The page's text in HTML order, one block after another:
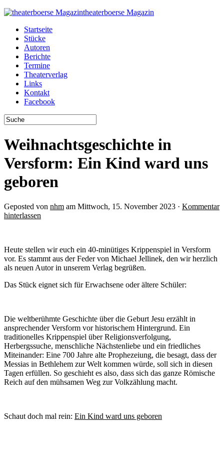
theaterboerse Magazin
Startseite
Stücke
Autoren
Berichte
Termine
Theaterverlag
Links
Kontakt
Facebook
Weihnachtsgeschichte in
Versform: Ein Kind ward uns
geboren
Geposted von nhm am Mittwoch, 15. November 2023 · Kommentar
hinterlassen
Heute stellen wir euch ein 40-minütiges Krippenspiel in Versform
vor. Es stammt aus der Feder von Michael Jellinek, den wir herzlich
als neuen Autor in unserem Verlag begrüßen.
Das Stück eignet sich für Erwachsene oder ältere Schüler:
Die weltberühmte Geschichte über die Geburt Jesu erzählt in
ansprechender Versform vor historischem Hintergrund. Ein
traditionelles Krippenspiel über Religionsverfolgung,
Herbergssuche, menschliche Nächstenliebe und ein friedliches
Miteinander: Eine 700 Jahre alte Prophezeiung, die besagt, dass der
Messias in Bethlehem zur Welt kommen würde, soll sich in diesen
Tagen erfüllen. So geschieht es also, dass sich das ganze Römische
Reich auf den mühsamen Weg zur Volkzählung macht.
Schaut doch mal rein: Ein Kind ward uns geboren